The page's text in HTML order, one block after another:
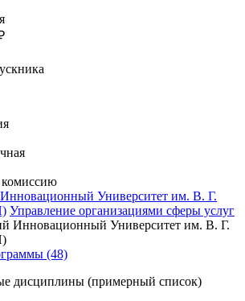
Университет им. В. Г.
Управление организациями сферы услуг
(48)
дисциплины (примерный список)